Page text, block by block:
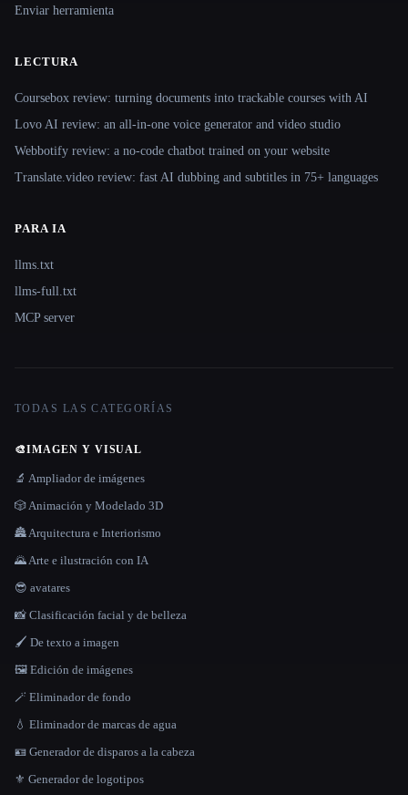
Enviar herramienta
LECTURA
Coursebox review: turning documents into trackable courses with AI
Lovo AI review: an all-in-one voice generator and video studio
Webbotify review: a no-code chatbot trained on your website
Translate.video review: fast AI dubbing and subtitles in 75+ languages
PARA IA
llms.txt
llms-full.txt
MCP server
TODAS LAS CATEGORÍAS
🎨IMAGEN Y VISUAL
🔬 Ampliador de imágenes
🎲 Animación y Modelado 3D
🏯 Arquitectura e Interiorismo
🌄 Arte e ilustración con IA
😎 avatares
📸 Clasificación facial y de belleza
🖌️ De texto a imagen
🖼️ Edición de imágenes
🪄 Eliminador de fondo
💧 Eliminador de marcas de agua
🪪 Generador de disparos a la cabeza
⚜️ Generador de logotipos